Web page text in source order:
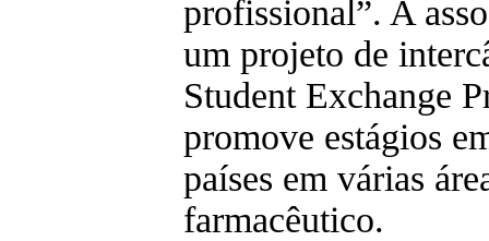
profissional”. A
um projeto de
Student Exchange
promove estágios
países em várias
farmacêutico.